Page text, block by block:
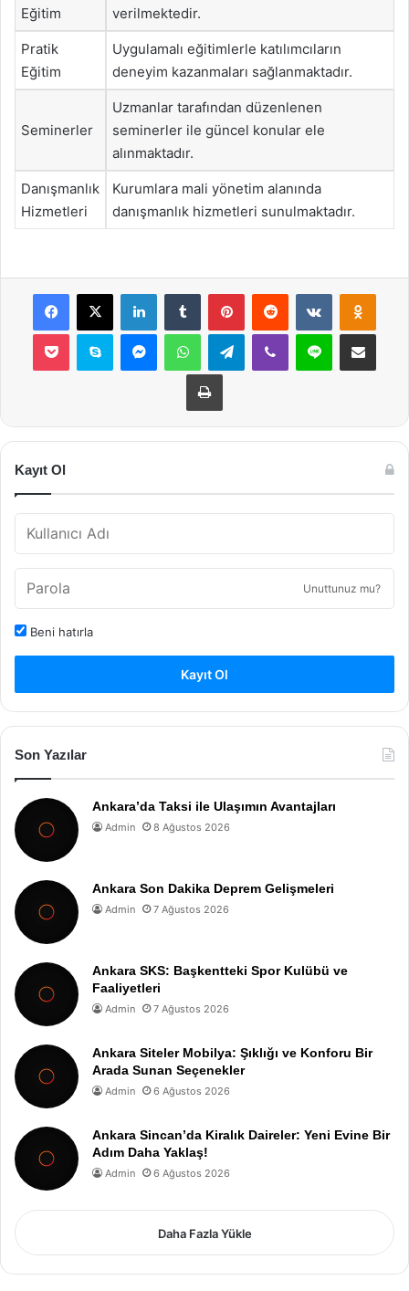
Eğitim
verilmektedir.
Pratik
Eğitim
Uygulamalı eğitimlerle katılımcıların
deneyim kazanmaları sağlanmaktadır.
Seminerler
Uzmanlar tarafından düzenlenen
seminerler ile güncel konular ele
alınmaktadır.
Danışmanlık
Hizmetleri
Kurumlara mali yönetim alanında
danışmanlık hizmetleri sunulmaktadır.
Facebook
X LinkedInTumblr PinterestReddit VKontakte
Pocket Skype MessengerWhatsAppTelegramViber Line E-Posta ile
Yazdır
Kayıt Ol
Unuttunuz mu?
Beni hatırla
Kayıt Ol
Son Yazılar
Ankara’da Taksi ile Ulaşımın Avantajları
Admin 8 Ağustos 2026
Ankara Son Dakika Deprem Gelişmeleri
Admin 7 Ağustos 2026
Ankara SKS: Başkentteki Spor Kulübü ve
Faaliyetleri
Admin 7 Ağustos 2026
Ankara Siteler Mobilya: Şıklığı ve Konforu Bir
Arada Sunan Seçenekler
Admin 6 Ağustos 2026
Ankara Sincan’da Kiralık Daireler: Yeni Evine Bir
Adım Daha Yaklaş!
Admin 6 Ağustos 2026
Daha Fazla Yükle